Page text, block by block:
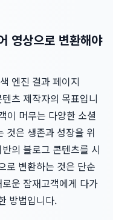
영상으로 변환해야
엔진 결과 페이지
츠 제작자의 목표입니
이 머무는 다양한 소셜
것은 생존과 성장을 위
의 블로그 콘텐츠를 시
로 변환하는 것은 단순
운 잠재고객에게 다가
방법입니다.